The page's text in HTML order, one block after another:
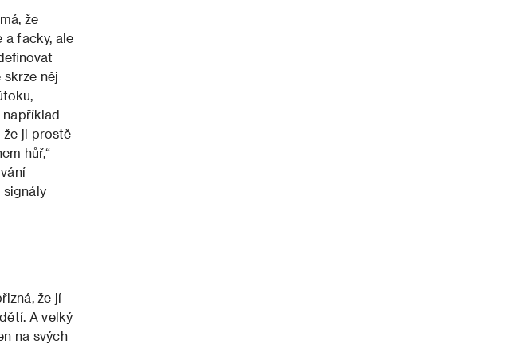
že
a facky, ale
něj
že ji prostě
hůř,“
signály
že jí
A velký
na svých